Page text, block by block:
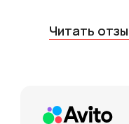
Читать